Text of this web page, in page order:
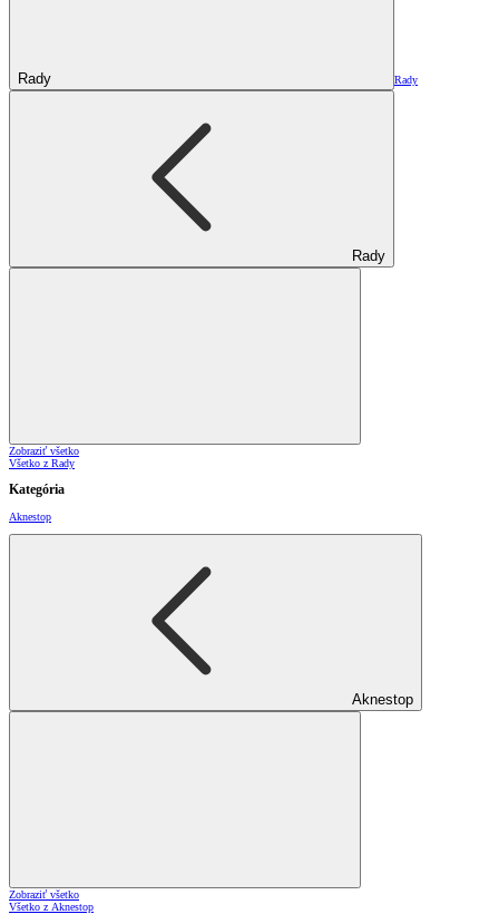
Rady Rady
Rady
Zobraziť všetko
Všetko z Rady
Kategória
Aknestop
Aknestop
Zobraziť všetko
Všetko z Aknestop